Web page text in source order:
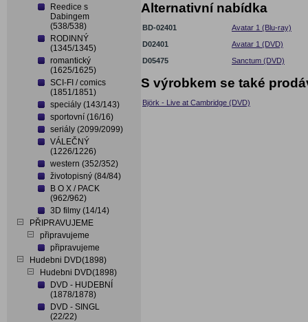
Reedice s
Dabingem
(538/538)
RODINNÝ
(1345/1345)
romantický
(1625/1625)
SCI-FI / comics
(1851/1851)
speciály (143/143)
sportovní (16/16)
seriály (2099/2099)
VÁLEČNÝ
(1226/1226)
western (352/352)
životopisný (84/84)
B O X / PACK
(962/962)
3D filmy (14/14)
PŘIPRAVUJEME
připravujeme
připravujeme
Hudebni DVD(1898)
Hudebni DVD(1898)
DVD - HUDEBNÍ
(1878/1878)
DVD - SINGL
(22/22)
Alternativní nabídka
BD-02401
Avatar 1 (Blu-ray)
D02401
Avatar 1 (DVD)
D05475
Sanctum (DVD)
S výrobkem se také
Björk - Live at Cambridge (DVD)